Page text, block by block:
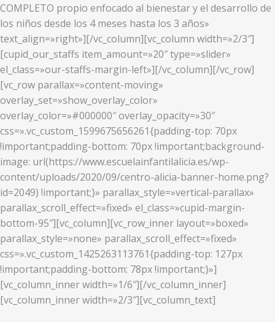
COMPLETO propio enfocado al bienestar y el desarrollo de
los niños desde los 4 meses hasta los 3 años»
text_align=»right»][/vc_column][vc_column width=»2/3″]
[cupid_our_staffs item_amount=»20″ type=»slider»
el_class=»our-staffs-margin-left»][/vc_column][/vc_row]
[vc_row parallax=»content-moving»
overlay_set=»show_overlay_color»
overlay_color=»#000000″ overlay_opacity=»30″
css=».vc_custom_1599675656261{padding-top: 70px
!important;padding-bottom: 70px !important;background-
image: url(https://www.escuelainfantilalicia.es/wp-
content/uploads/2020/09/centro-alicia-banner-home.png?
id=2049) !important;}» parallax_style=»vertical-parallax»
parallax_scroll_effect=»fixed» el_class=»cupid-margin-
bottom-95″][vc_column][vc_row_inner layout=»boxed»
parallax_style=»none» parallax_scroll_effect=»fixed»
css=».vc_custom_1425263113761{padding-top: 127px
!important;padding-bottom: 78px !important;}»]
[vc_column_inner width=»1/6″][/vc_column_inner]
[vc_column_inner width=»2/3″][vc_column_text]